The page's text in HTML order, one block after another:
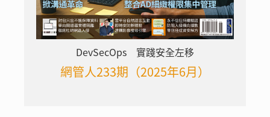
DevSecOps 實踐安全左移
網管人233期（2025年6月）